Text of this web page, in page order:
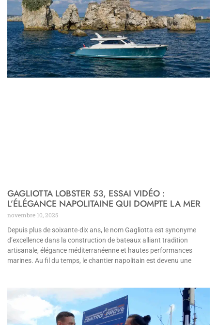
GAGLIOTTA LOBSTER 53, ESSAI VIDÉO :
L’ÉLÉGANCE NAPOLITAINE QUI DOMPTE LA MER
novembre 10, 2025
Depuis plus de soixante-dix ans, le nom Gagliotta est synonyme
d’excellence dans la construction de bateaux alliant tradition
artisanale, élégance méditerranéenne et hautes performances
marines. Au fil du temps, le chantier napolitain est devenu une